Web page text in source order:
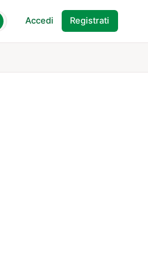
Accedi Registrati